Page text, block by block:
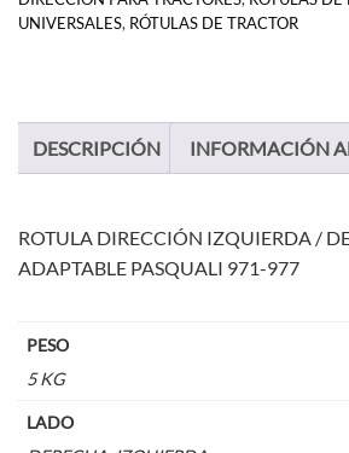
UNIVERSALES, RÓTULAS DE TRACTOR
DESCRIPCIÓN INFORMACIÓN
ROTULA DIRECCIÓN IZQUIERDA /
ADAPTABLE PASQUALI 971-977
PESO
5 KG
LADO